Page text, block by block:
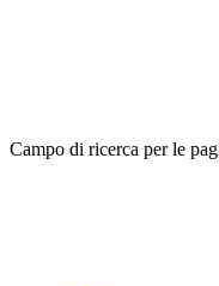
Campo di ricerca per le